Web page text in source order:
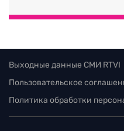
Выходные данные СМИ RTVI
Пользовательское
Политика обработки